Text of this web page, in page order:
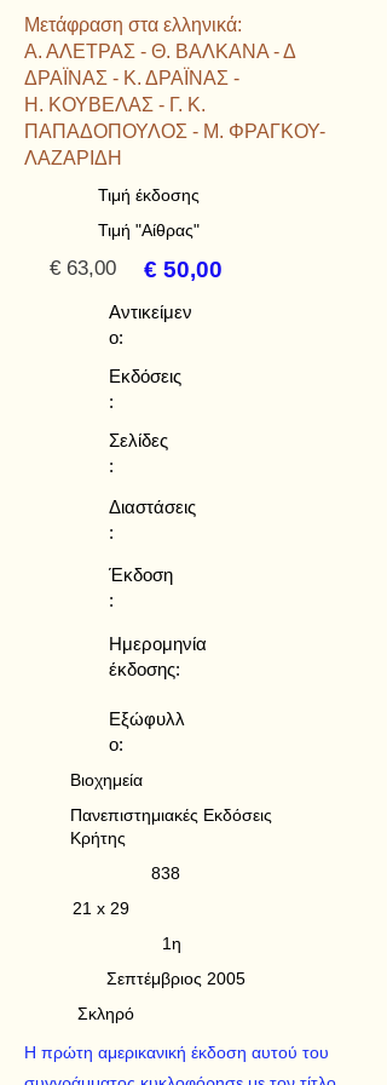
Μετάφραση στα ελληνικά:
Α. ΑΛΕΤΡΑΣ - Θ. ΒΑΛΚΑΝΑ - Δ
ΔΡΑΪΝΑΣ - Κ. ΔΡΑΪΝΑΣ -
Η. ΚΟΥΒΕΛΑΣ - Γ. Κ.
ΠΑΠΑΔΟΠΟΥΛΟΣ - Μ. ΦΡΑΓΚΟΥ-
ΛΑΖΑΡΙΔΗ
Τιμή έκδοσης
Τιμή "Αίθρας"
€ 63,00 € 50,00
Αντικείμεν
ο:
Εκδόσεις
:
Σελίδες
:
Διαστάσεις
:
Έκδοση
:
Ημερομηνία
έκδοσης:
Εξώφυλλ
ο:
Βιοχημεία
Πανεπιστημιακές Εκδόσεις
Κρήτης
838
21 x 29
1η
Σεπτέμβριος 2005
Σκληρό
H πρώτη αμερικανική έκδοση αυτού του